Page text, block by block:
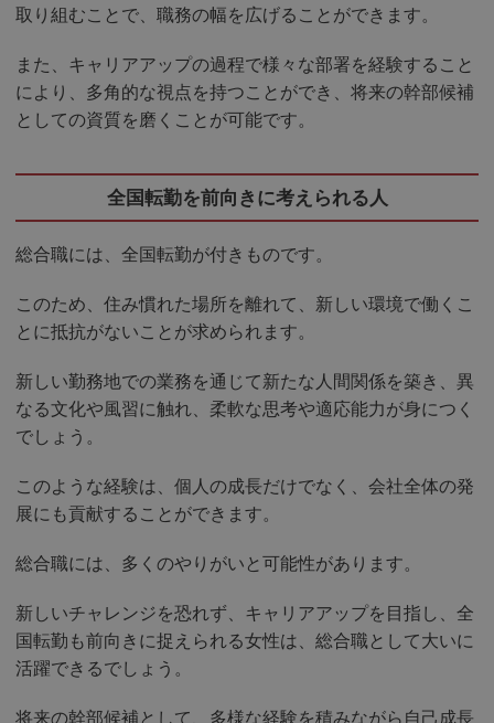
取り組むことで、職務の幅を広げることができます。
また、キャリアアップの過程で様々な部署を経験すること
により、多角的な視点を持つことができ、将来の幹部候補
としての資質を磨くことが可能です。
全国転勤を前向きに考えられる人
総合職には、全国転勤が付きものです。
このため、住み慣れた場所を離れて、新しい環境で働くこ
とに抵抗がないことが求められます。
新しい勤務地での業務を通じて新たな人間関係を築き、異
なる文化や風習に触れ、柔軟な思考や適応能力が身につく
でしょう。
このような経験は、個人の成長だけでなく、会社全体の発
展にも貢献することができます。
総合職には、多くのやりがいと可能性があります。
新しいチャレンジを恐れず、キャリアアップを目指し、全
国転勤も前向きに捉えられる女性は、総合職として大いに
活躍できるでしょう。
将来の幹部候補として、多様な経験を積みながら自己成長